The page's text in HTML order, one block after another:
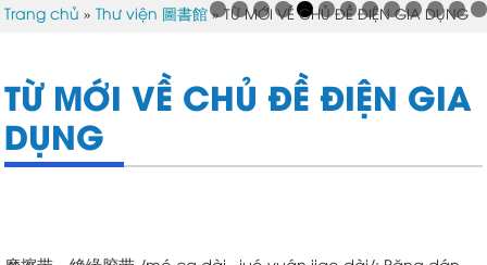
Trang chủ »Thư viện 圖書館»TỪ MỚI VỀ CHỦ ĐỀ ĐIỆN GIA DỤNG
TỪ MỚI VỀ CHỦ ĐỀ ĐIỆN GIA
DỤNG